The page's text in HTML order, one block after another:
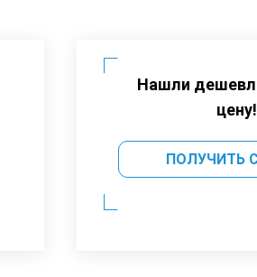
Нашли
цену!
ПОЛУЧИТЬ